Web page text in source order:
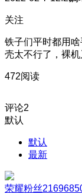
关注
铁子们平时都用
壳太不行了，裸
472阅读
评论2
默认
默认
最新
荣耀粉丝